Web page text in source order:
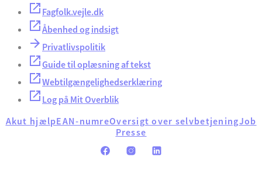
Fagfolk.vejle.dk
Åbenhed og indsigt
Privatlivspolitik
Guide til oplæsning af tekst
Webtilgængelighedserklæring
Log på Mit Overblik
Akut hjælpEAN-numreOversigt over selvbetjeningJob
Presse